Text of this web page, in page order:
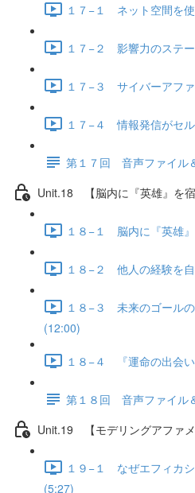
１７−１ ネット空間を
１７−２ 影響力のステ
１７−３ サイバーアフ
１７−４ 情報発信がセ
第１７回 音声ファイル
Unit.18 【脳内に『英雄』を宿
１８−１ 脳内に『英雄
１８−２ 他人の経験を
１８−３ 未来のゴール
(12:00)
１８−４ 『運命の出会
第１８回 音声ファイル
Unit.19 【モデリングアファメ
１９−１ なぜエフィカ
(5:27)